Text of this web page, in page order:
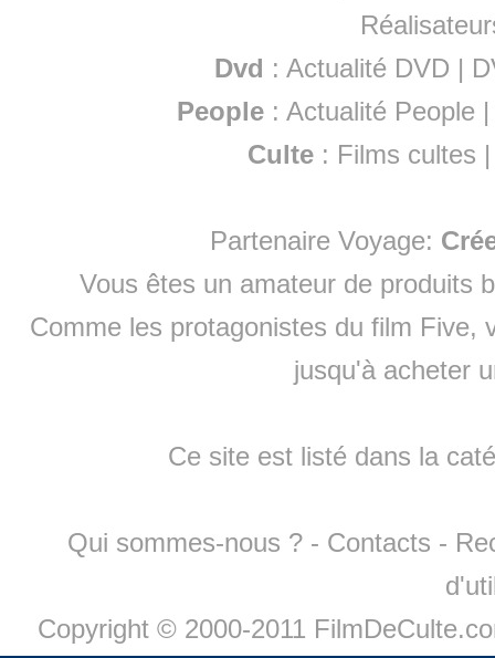
Dvd : Actualité DVD |
People :Actualité People
Culte : Films cultes
Partenaire Voyage:
Vous êtes un amateur de produits
Comme les protagonistes du film Five,
jusqu'à acheter
Ce site est listé dans la
Qui sommes-nous ? - Contacts -
Copyright © 2000-2011